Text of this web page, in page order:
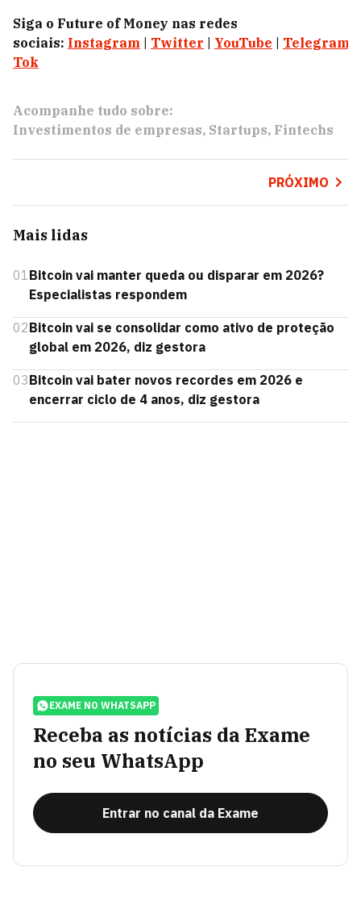
Siga o Future of Money nas redes
sociais: Instagram Twitter YouTube Telegram
Tok
Acompanhe tudo sobre:
Investimentos de empresas Startups Fintechs
PRÓXIMO
Mais lidas
01Bitcoin vai manter queda ou disparar em 2026?
Especialistas respondem
02Bitcoin vai se consolidar como ativo de proteção
global em 2026, diz gestora
03Bitcoin vai bater novos recordes em 2026 e
encerrar ciclo de 4 anos, diz gestora
EXAME NO WHATSAPP
Receba as notícias da Exame
no seu WhatsApp
Entrar no canal da Exame